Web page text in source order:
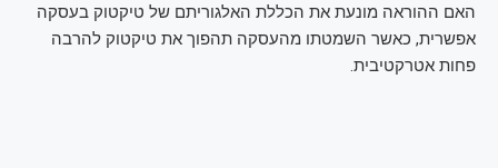
האם ההוראה מונעת את הכללת האלגוריתם של טיקטוק בעסקה
אפשרית, כאשר השמטתו מהעסקה תהפוך את טיקטוק להרבה
פחות אטרקטיבית.